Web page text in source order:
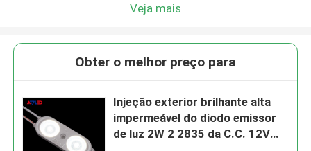
Veja mais
Obter o melhor preço para
Injeção exterior brilhante alta
impermeável do diodo emissor
de luz 2W 2 2835 da C.C. 12V